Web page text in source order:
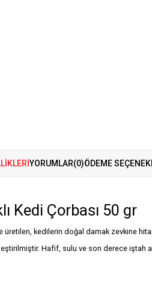
YORUMLAR(0)ÖDEME
Kedi Çorbası 50 gr
üretilen, kedilerin doğal damak zevkine
Hafif, sulu ve son derece iştah